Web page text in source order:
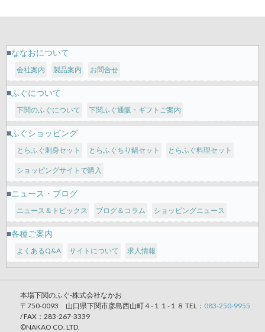
ななおについて
会社案内 製品案内 お問合せ
ふぐについて
下関のふぐについて 下関ふぐ通販・ギフトご案内
ふぐショッピング
とらふぐ刺身セット とらふぐちり鍋セット とらふぐ料理セット
ショッピングサイトで購入
ニュース・ブログ
ニュース＆トピックス ブログ＆コラム ショッピングニュース
各種ご案内
よくあるQ&A サイトについて 求人情報
本場下関のふぐ‐株式会社なかお
〒750-0093 山口県下関市彦島西山町４-１１-１８ TEL： 083-250-9955
/ FAX：283-267-3339
©NAKAO CO. LTD.